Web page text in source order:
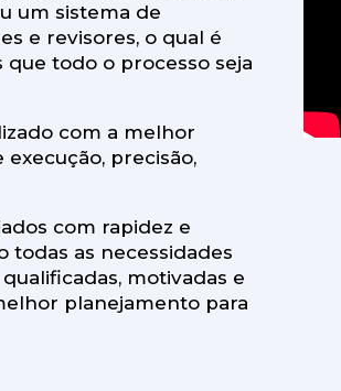
um sistema de
e revisores, o qual é
todo o processo seja
com a melhor
precisão,
com rapidez e
todas as necessidades
motivadas e
planejamento para